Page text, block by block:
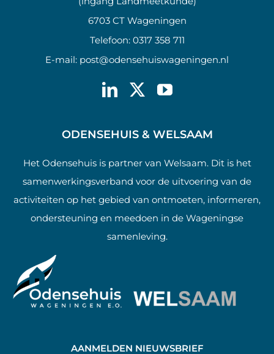
6703 CT Wageningen
Telefoon: 0317 358 711
E-mail: post@odensehuiswageningen.nl
ODENSEHUIS & WELSAAM
Het Odensehuis is partner van Welsaam. Dit is het
samenwerkingsverband voor de uitvoering van de
activiteiten op het gebied van ontmoeten, informeren,
ondersteuning en meedoen in de Wageningse
samenleving.
AANMELDEN NIEUWSBRIEF